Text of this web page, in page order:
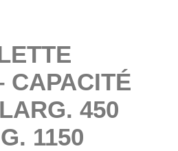
CAPACITÉ
450
1150